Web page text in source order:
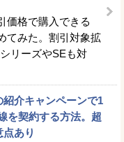
価格で購入できる
てみた。割引対象拡
リーズやSEも対
紹介キャンペーンで1
を契約する方法。超
あり